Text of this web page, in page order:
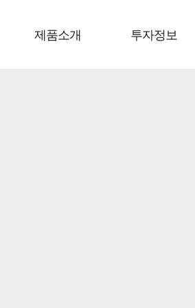
제품소개 투자정보